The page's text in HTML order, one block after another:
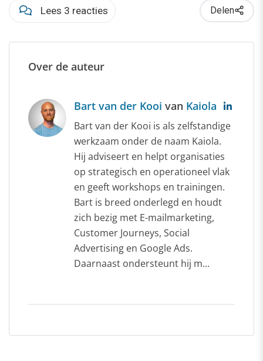
Lees 3 reacties Delen
Over de auteur
Bart van der Kooi van Kaiola
Bart van der Kooi is als zelfstandige
werkzaam onder de naam Kaiola.
Hij adviseert en helpt organisaties
op strategisch en operationeel vlak
en geeft workshops en trainingen.
Bart is breed onderlegd en houdt
zich bezig met E-mailmarketing,
Customer Journeys, Social
Advertising en Google Ads.
Daarnaast ondersteunt hij m...